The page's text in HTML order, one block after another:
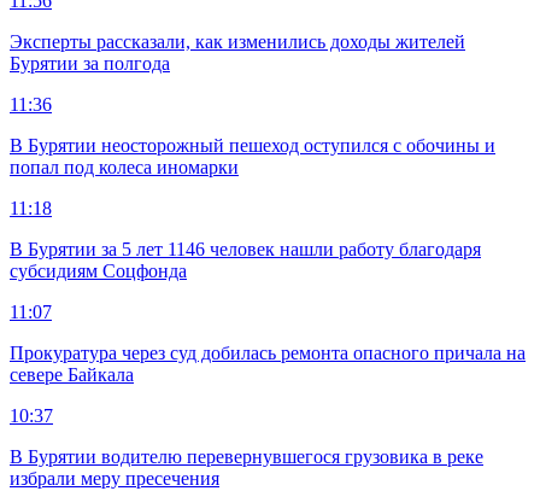
Эксперты рассказали, как изменились доходы жителей
Бурятии за полгода
11:36
В Бурятии неосторожный пешеход оступился с обочины и
попал под колеса иномарки
11:18
В Бурятии за 5 лет 1146 человек нашли работу благодаря
субсидиям Соцфонда
11:07
Прокуратура через суд добилась ремонта опасного причала на
севере Байкала
10:37
В Бурятии водителю перевернувшегося грузовика в реке
избрали меру пресечения